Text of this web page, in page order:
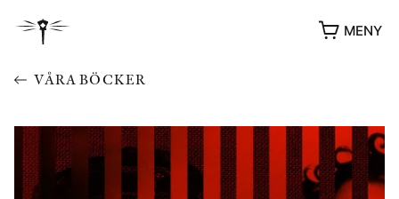
MENY
VÅRA BÖCKER